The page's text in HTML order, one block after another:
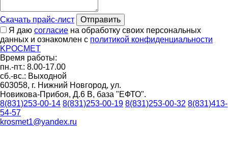
Скачать прайс-лист
Отправить
Я даю согласие на обработку своих персональных
данных и ознакомлен с политикой конфиденциальности
KРОСМ ЕТ
Время работы:
пн.-пт.: 8.00-17.00
сб.-вс.: Выходной
603058, г. Нижний Новгород, ул.
Новикова-Прибоя, Д.6 В, база "ЕФТО".
8(831)253-00-14 8(831)253-00-19 8(831)253-00-32 8(831)413-
54-57
krosmet1@yandex.ru